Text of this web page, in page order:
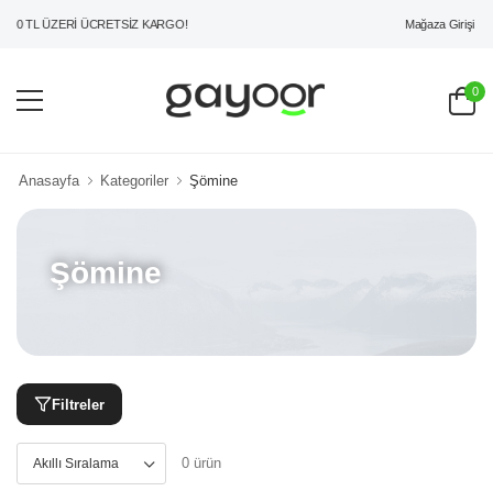
TL ÜZERİ ÜCRETSİZ KARGO! Mağaza Girişi
0
Anasayfa Kategoriler Şömine
Şömine
Filtreler
0 ürün